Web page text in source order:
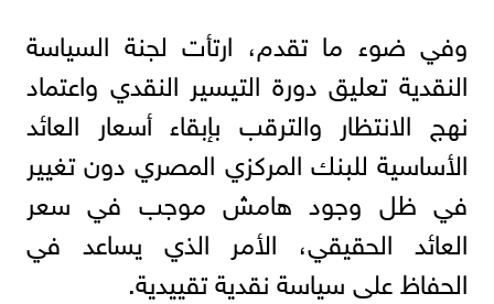
وفي ضوء ما تقدم، ارتأت لجنة السياسة
النقدية تعليق دورة التيسير النقدي واعتماد
نهج الانتظار والترقب بإبقاء أسعار العائد
الأساسية للبنك المركزي المصري دون تغيير
في ظل وجود هامش موجب في سعر
العائد الحقيقي، الأمر الذي يساعد في
الحفاظ على سياسة نقدية تقييدية.